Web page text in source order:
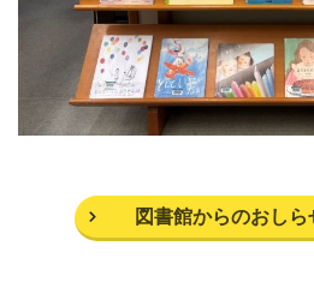
図書館からのおし